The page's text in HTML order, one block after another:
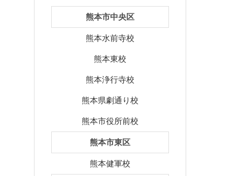
熊本市中央区
熊本水前寺校
熊本東校
熊本浄行寺校
熊本県劇通り校
熊本市役所前校
熊本市東区
熊本健軍校